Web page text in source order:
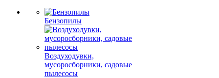
Бензопилы
Воздуходувки,
мусоросборники, cадовые
пылесосы